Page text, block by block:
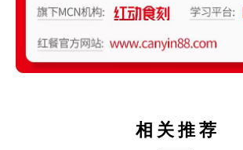
相关推荐